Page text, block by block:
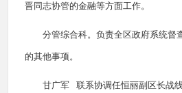
晋同志协管的金融等方面工作。
分管综合科。负责全区政府系统督
的其他事项。
甘广军 联系协调任恒丽副区长战线